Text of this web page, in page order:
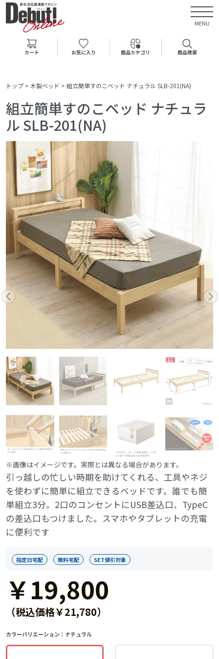
MENU
カート お気に入り 商品カテゴリ 商品検索
トップ > 木製ベッド > 組立簡単すのこベッド ナチュラル SLB-201(NA)
組立簡単すのこベッド ナチュラ
ル SLB-201(NA)
※画像はイメージです。実際とは異なる場合があります。
引っ越しの忙しい時期を助けてくれる、工具やネジ
を使わずに簡単に組立できるベッドです。誰でも簡
単組立3分。2口のコンセントにUSB差込口、TypeC
の差込口もつけました。スマホやタブレットの充電
に便利です
指定日宅配 無料宅配 SET値引対象
￥19,800
（税込価格￥21,780）
カラーバリエーション： ナチュラル